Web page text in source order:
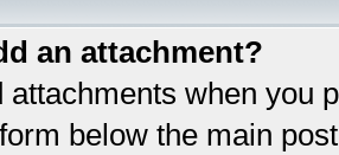
an attachment?
attachments when you
below the main